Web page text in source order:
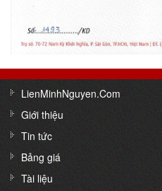
LienMinhNguyen.Com
Giới thiệu
Tin tức
Bảng giá
Tài liệu